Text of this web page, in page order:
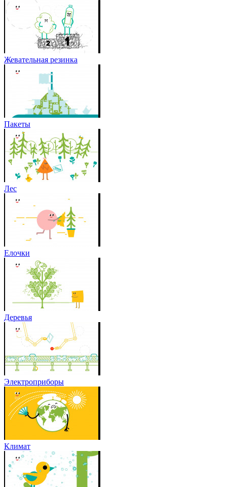
Жевательная резинка
Пакеты
Лес
Елочки
Деревья
Электроприборы
Климат